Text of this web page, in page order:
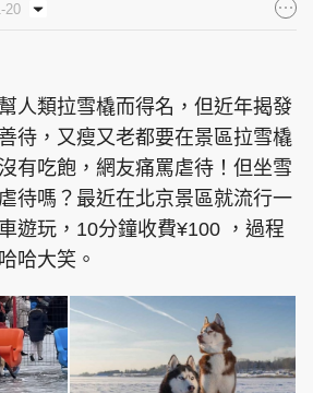
20
人類拉雪橇而得名，但近年揭發
待，又瘦又老都要在景區拉雪橇
有吃飽，網友痛罵虐待！但坐雪
待嗎？最近在北京景區就流行一
遊玩，10分鐘收費¥100 ，過程
哈大笑。